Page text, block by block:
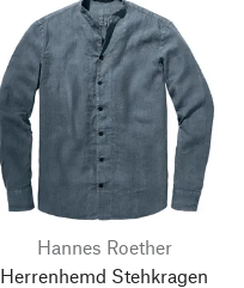
Hannes Roether
Herrenhemd Stehkragen